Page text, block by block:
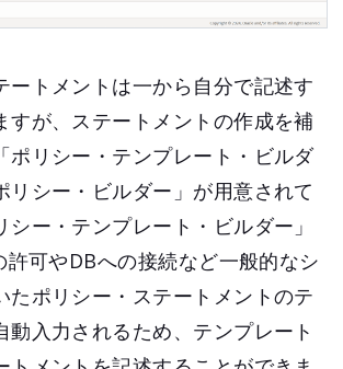
ートメントは一から自分で記述す
すが、ステートメントの作成を補
ポリシー・テンプレート・ビルダ
リシー・ビルダー」が用意されて
シー・テンプレート・ビルダー」
許可やDBへの接続など一般的なシ
たポリシー・ステートメントのテ
動入力されるため、テンプレート